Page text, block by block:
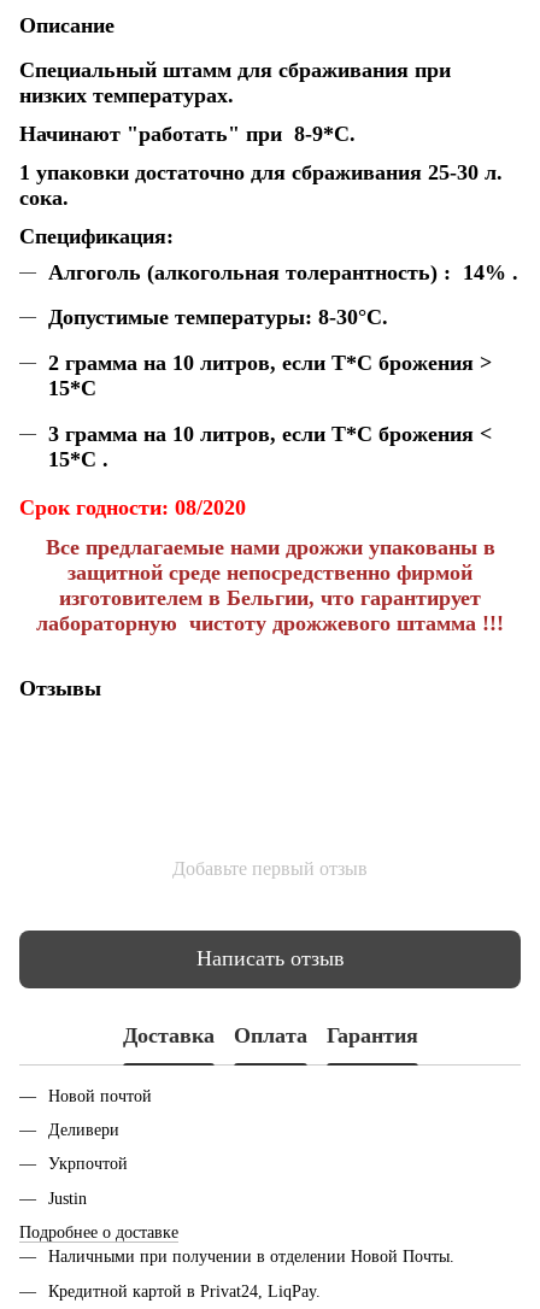
Описание
Специальный штамм для сбраживания при
низких температурах.
Начинают "работать" при 8-9*С.
1 упаковки достаточно для сбраживания 25-30 л.
сока.
Спецификация:
Алгоголь (алкогольная толерантность) : 14% .
Допустимые температуры: 8-30°C.
2 грамма на 10 литров, если Т*С брожения >
15*C
3 грамма на 10 литров, если Т*С брожения <
15*C .
Срок годности: 08/2020
Все предлагаемые нами дрожжи упакованы в
защитной среде непосредственно фирмой
изготовителем в Бельгии, что гарантирует
лабораторную чистоту дрожжевого штамма !!!
Отзывы
Добавьте первый отзыв
Написать отзыв
Доставка Оплата Гарантия
Новой почтой
Деливери
Укрпочтой
Justin
Подробнее о доставке
Наличными при получении в отделении Новой Почты.
Кредитной картой в Privat24, LiqPay.